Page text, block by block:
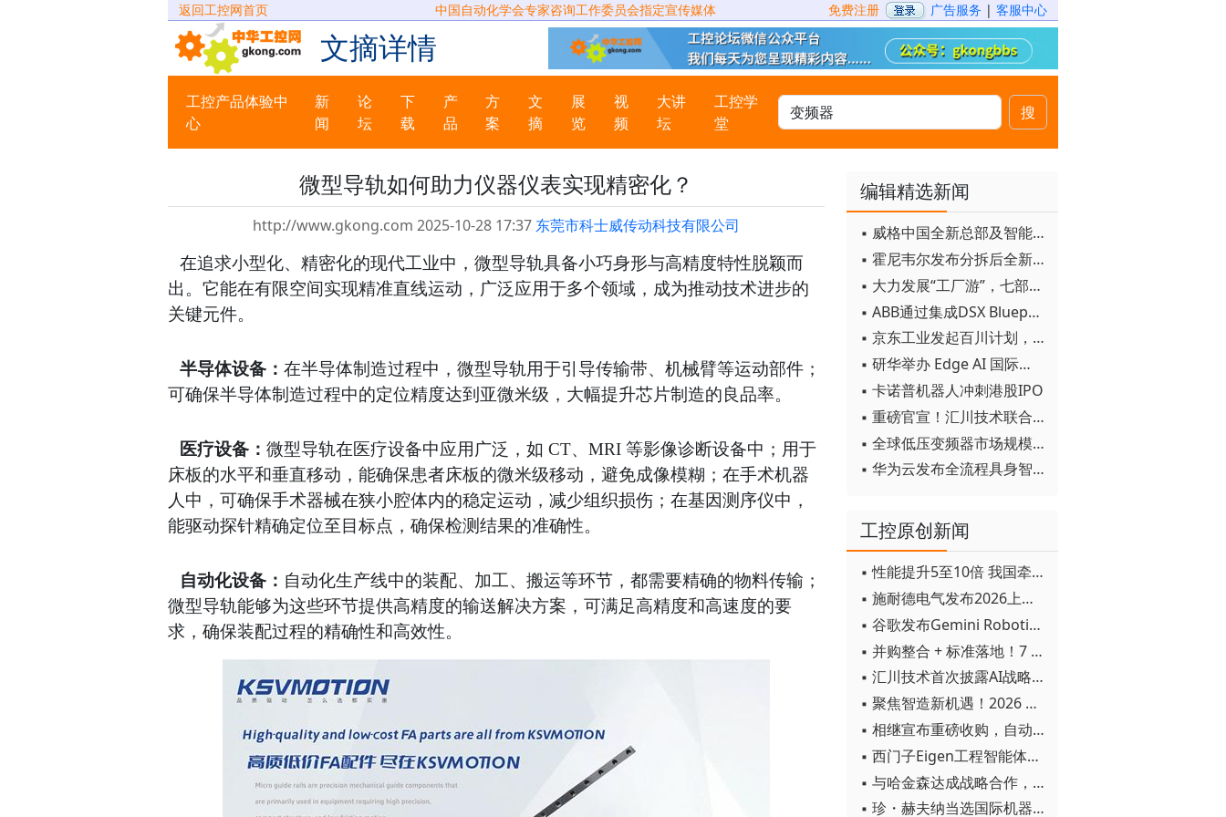
返回工控网首页 中国自动化学会专家咨询工作委员会指定宣传媒体 免费注册 广告服务 | 客服中心
文摘详情
工控产品体验中
心
新
闻
论
坛
下
载
产
品
方
案
文
摘
展
览
视
频
大讲
坛
工控学
堂
搜
微型导轨如何助力仪器仪表实现精密化？
http://www.gkong.com 2025-10-28 17:37 东莞市科士威传动科技有限公司
在追求小型化、精密化的现代工业中，微型导轨具备小巧身形与高精度特性脱颖而
出。它能在有限空间实现精准直线运动，广泛应用于多个领域，成为推动技术进步的
关键元件。
半导体设备：在半导体制造过程中，微型导轨用于引导传输带、机械臂等运动部件；
可确保半导体制造过程中的定位精度达到亚微米级，大幅提升芯片制造的良品率。
医疗设备：微型导轨在医疗设备中应用广泛，如 CT、MRI 等影像诊断设备中；用于
床板的水平和垂直移动，能确保患者床板的微米级移动，避免成像模糊；在手术机器
人中，可确保手术器械在狭小腔体内的稳定运动，减少组织损伤；在基因测序仪中，
能驱动探针精确定位至目标点，确保检测结果的准确性。
自动化设备： 自动化生产线中的装配、加工、搬运等环节，都需要精确的物料传输；
微型导轨能够为这些环节提供高精度的输送解决方案，可满足高精度和高速度的要
求，确保装配过程的精确性和高效性。
编辑精选新闻
▪ 威格中国全新总部及智能工厂启用
▪ 霍尼韦尔发布分拆后全新品牌：霍尼韦尔科技与霍尼韦尔航空航天
▪ 大力发展“工厂游”，七部门联合发文！
▪ ABB通过集成DSX Blueprint AI基础设施，扩大与英伟达的合作
▪ 京东工业发起百川计划， 构建工业大模型新生态
▪ 研华举办 Edge AI 国际论坛
▪ 卡诺普机器人冲刺港股IPO
▪ 重磅官宣！汇川技术联合发起 D12 联盟，开创产教融合新范式
▪ 全球低压变频器市场规模2030年将超170亿美元
▪ 华为云发布全流程具身智能开发平台CloudRobo
工控原创新闻
▪ 性能提升5至10倍 我国牵头制定的WiTSnet工业以太网国际标准正式发布
▪ 施耐德电气发布2026上半年可持续发展成绩单 "Impact 2030"路线图开局稳健
▪ 谷歌发布Gemini Robotics 2模型 实现人形机器人全身智能控制突破
▪ 并购整合 + 标准落地！7 月工业自动化产业动态速递
▪ 汇川技术首次披露AI战略进展：从两个方面推动“AI业务化”落地
▪ 聚焦智造新机遇！2026 青岛数字化及智能制造技术论坛圆满落幕
▪ 相继宣布重磅收购，自动化巨头新一轮并购潮剑指何方？
▪ 西门子Eigen工程智能体落地中国，工业AI跨越物理世界“确定性”拐点
▪ 与哈金森达成战略合作，乐聚机器人何以持续获得工业巨头青睐？
▪ 珍・赫夫纳当选国际机器人联合会新任主席